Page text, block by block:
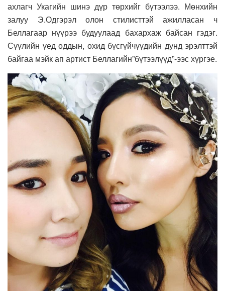
ахлагч Укагийн шинэ дүр төрхийг бүтээлээ. Мөнхийн
залуу Э.Одгэрэл олон стилисттэй ажилласан ч
Беллагаар нүүрээ будуулаад бахархаж байсан гэдэг.
Сүүлийн үед оддын, охид бүсгүйчүүдийн дунд эрэлттэй
байгаа мэйк ап артист Беллагийн”бүтээлүүд”-ээс хүргэе.